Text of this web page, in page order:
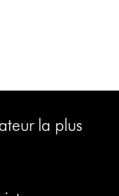
la plus